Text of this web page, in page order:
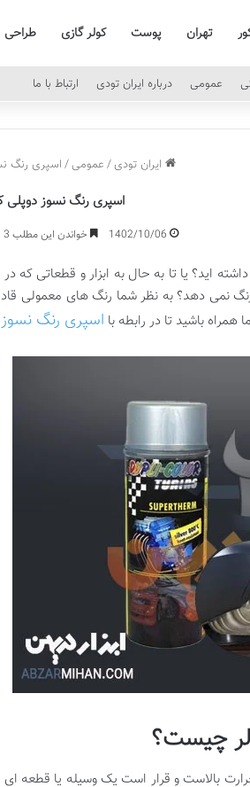
تهران پوست کولر گازی طراحی
عمومی درباره ایران تودی ارتباط با ما
ایران تودی / عمومی / اسپری رنگ
اسپری رنگ نسوز دوپلی
1402/10/06 خواندن این مطلب 3 دقیقه زمان میبرد
اید؟ یا تا به حال به ابزار و قطعاتی
رنگ نمی دهد؟ به نظر شما رنگ های معمولی
باشید تا در رابطه با اسپری رنگ نسوز
چیست؟
بالاست و قرار است یک وسیله یا قطعه